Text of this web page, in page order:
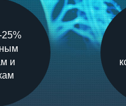
25%
и